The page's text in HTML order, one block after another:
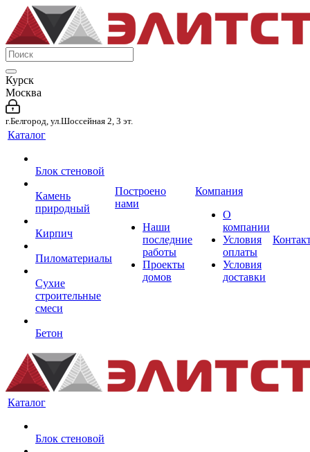
Курск
Москва
г.Белгород, ул.Шоссейная 2, 3 эт.
Каталог
Блок стеновой
Камень
природный
Кирпич
Пиломатериалы
Сухие
строительные
смеси
Бетон
Построено
нами
Наши
последние
работы
Проекты
домов
Компания
О
компании
Условия
оплаты
Условия
доставки
Каталог
Блок стеновой